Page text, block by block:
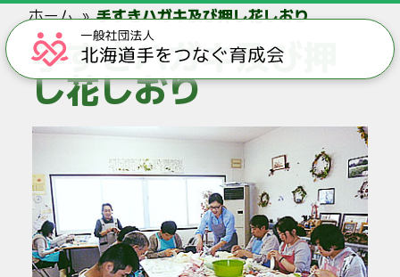
ホーム 手すきハガキ及び押し花しおり
手すきハガキ及び押
し花しおり